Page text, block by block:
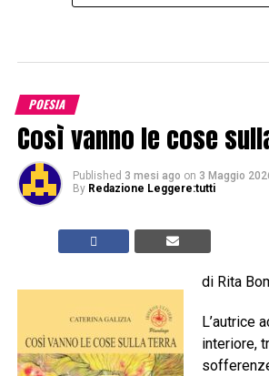
POESIA
Così vanno le cose
Published 3 mesi ago on 3 Maggio
By Redazione Leggere:tutti
di Rita
L’autrice
interiore,